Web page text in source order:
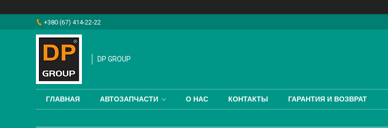
+380 (67) 414-22-22
DP GROUP
ГЛАВНАЯ АВТОЗАПЧАСТИ О НАС КОНТАКТЫ ГАРАНТИЯ И ВОЗВРАТ